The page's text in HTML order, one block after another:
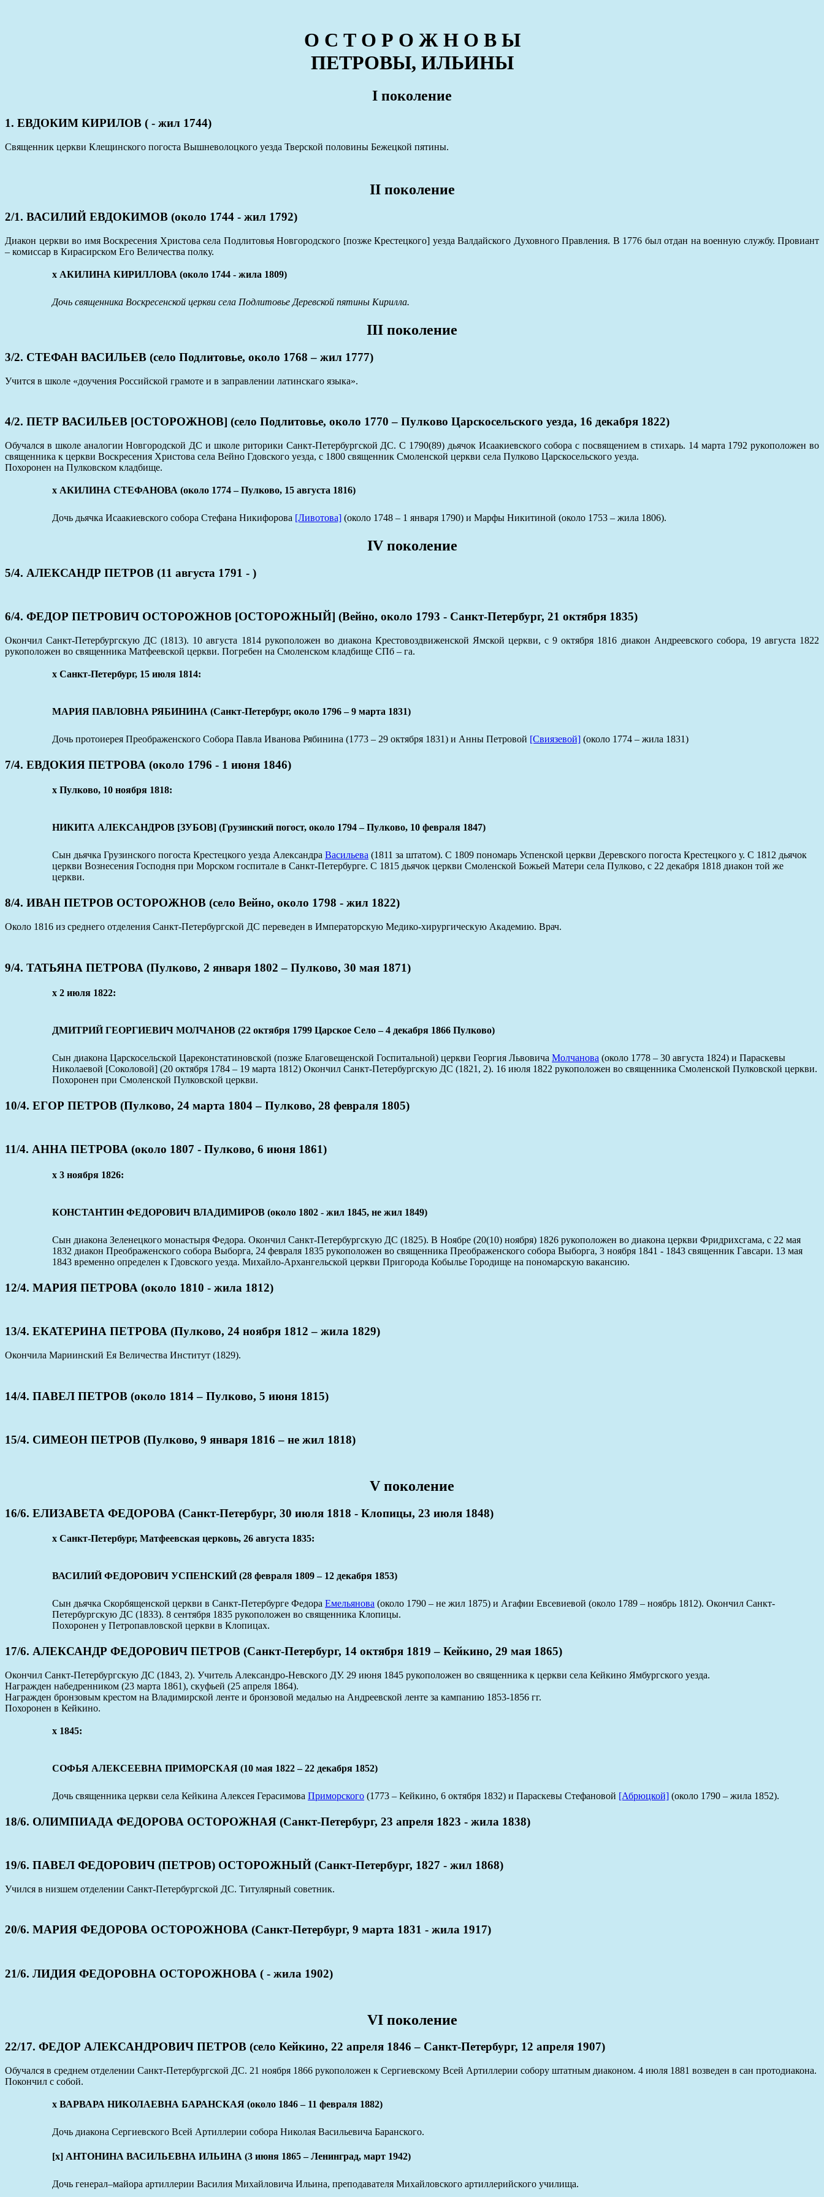
О С Т О Р О Ж Н О В Ы
ПЕТРОВЫ, ИЛЬИНЫ
I поколение
1. ЕВДОКИМ КИРИЛОВ ( - жил 1744)
Cвященник церкви Клещинского погоста Вышневолоцкого уезда Тверской половины Бежецкой пятины.
II поколение
2/1. ВАСИЛИЙ ЕВДОКИМОВ (около 1744 - жил 1792)
Диакон церкви во имя Воскресения Христова села Подлитовья Новгородского [позже Крестецкого] уезда Валдайского Духовного Правления. В 1776 был отдан на военную службу. Провиант
– комиссар в Кирасирском Его Величества полку.
x АКИЛИНА КИРИЛЛОВА (около 1744 - жила 1809)
Дочь священника Воскресенской церкви села Подлитовье Деревской пятины Кирилла.
III поколение
3/2. СТЕФАН ВАСИЛЬЕВ (село Подлитовье, около 1768 – жил 1777)
Учится в школе «доучения Российской грамоте и в заправлении латинскаго языка».
4/2. ПЕТР ВАСИЛЬЕВ [ОСТОРОЖНОВ] (село Подлитовье, около 1770 – Пулково Царскосельского уезда, 16 декабря 1822)
Обучался в школе аналогии Новгородской ДС и школе риторики Санкт-Петербургской ДС. С 1790(89) дьячок Исаакиевского собора с посвящением в стихарь. 14 марта 1792 рукоположен во
священника к церкви Воскресения Христова села Вейно Гдовского уезда, с 1800 священник Смоленской церкви села Пулково Царскосельского уезда.
Похоронен на Пулковском кладбище.
x АКИЛИНА СТЕФАНОВА (около 1774 – Пулково, 15 августа 1816)
Дочь дьячка Исаакиевского собора Стефана Никифорова [Ливотова] (около 1748 – 1 января 1790) и Марфы Никитиной (около 1753 – жила 1806).
IV поколение
5/4. АЛЕКСАНДР ПЕТРОВ (11 августа 1791 - )
6/4. ФЕДОР ПЕТРОВИЧ ОСТОРОЖНОВ [ОСТОРОЖНЫЙ] (Вейно, около 1793 - Санкт-Петербург, 21 октября 1835)
Окончил Санкт-Петербургскую ДС (1813). 10 августа 1814 рукоположен во диакона Крестовоздвиженской Ямской церкви, с 9 октября 1816 диакон Андреевского собора, 19 августа 1822
рукоположен во священника Матфеевской церкви. Погребен на Смоленском кладбище СПб – га.
x Санкт-Петербург, 15 июля 1814:
МАРИЯ ПАВЛОВНА РЯБИНИНА (Санкт-Петербург, около 1796 – 9 марта 1831)
Дочь протоиерея Преображенского Собора Павла Иванова Рябинина (1773 – 29 октября 1831) и Анны Петровой [Свиязевой] (около 1774 – жила 1831)
7/4. ЕВДОКИЯ ПЕТРОВА (около 1796 - 1 июня 1846)
x Пулково, 10 ноября 1818:
НИКИТА АЛЕКСАНДРОВ [ЗУБОВ] (Грузинский погост, около 1794 – Пулково, 10 февраля 1847)
Сын дьячка Грузинского погоста Крестецкого уезда Александра Васильева (1811 за штатом). С 1809 пономарь Успенской церкви Деревского погоста Крестецкого у. С 1812 дьячок
церкви Вознесения Господня при Морском госпитале в Санкт-Петербурге. С 1815 дьячок церкви Смоленской Божьей Матери села Пулково, с 22 декабря 1818 диакон той же
церкви.
8/4. ИВАН ПЕТРОВ ОСТОРОЖНОВ (село Вейно, около 1798 - жил 1822)
Около 1816 из среднего отделения Санкт-Петербургской ДС переведен в Императорскую Медико-хирургическую Академию. Врач.
9/4. ТАТЬЯНА ПЕТРОВА (Пулково, 2 января 1802 – Пулково, 30 мая 1871)
x 2 июля 1822:
ДМИТРИЙ ГЕОРГИЕВИЧ МОЛЧАНОВ (22 октября 1799 Царское Село – 4 декабря 1866 Пулково)
Сын диакона Царскосельской Цареконстатиновской (позже Благовещенской Госпитальной) церкви Георгия Львовича Молчанова (около 1778 – 30 августа 1824) и Параскевы
Николаевой [Соколовой] (20 октября 1784 – 19 марта 1812) Окончил Санкт-Петербургскую ДС (1821, 2). 16 июля 1822 рукоположен во священника Смоленской Пулковской церкви.
Похоронен при Смоленской Пулковской церкви.
10/4. ЕГОР ПЕТРОВ (Пулково, 24 марта 1804 – Пулково, 28 февраля 1805)
11/4. АННА ПЕТРОВА (около 1807 - Пулково, 6 июня 1861)
x 3 ноября 1826:
КОНСТАНТИН ФЕДОРОВИЧ ВЛАДИМИРОВ (около 1802 - жил 1845, не жил 1849)
Сын диакона Зеленецкого монастыря Федора. Окончил Санкт-Петербургскую ДС (1825). В Ноябре (20(10) ноября) 1826 рукоположен во диакона церкви Фридрихсгама, с 22 мая
1832 диакон Преображенского собора Выборга, 24 февраля 1835 рукоположен во священника Преображенского собора Выборга, 3 ноября 1841 - 1843 священник Гавсари. 13 мая
1843 временно определен к Гдовского уезда. Михайло-Архангельской церкви Пригорода Кобылье Городище на пономарскую вакансию.
12/4. МАРИЯ ПЕТРОВА (около 1810 - жила 1812)
13/4. ЕКАТЕРИНА ПЕТРОВА (Пулково, 24 ноября 1812 – жила 1829)
Окончила Мариинский Ея Величества Институт (1829).
14/4. ПАВЕЛ ПЕТРОВ (около 1814 – Пулково, 5 июня 1815)
15/4. СИМЕОН ПЕТРОВ (Пулково, 9 января 1816 – не жил 1818)
V поколение
16/6. ЕЛИЗАВЕТА ФЕДОРОВА (Санкт-Петербург, 30 июля 1818 - Клопицы, 23 июля 1848)
x Санкт-Петербург, Матфеевская церковь, 26 августа 1835:
ВАСИЛИЙ ФЕДОРОВИЧ УСПЕНСКИЙ (28 февраля 1809 – 12 декабря 1853)
Сын дьячка Скорбященской церкви в Санкт-Петербурге Федора Емельянова (около 1790 – не жил 1875) и Агафии Евсевиевой (около 1789 – ноябрь 1812). Окончил Санкт-
Петербургскую ДС (1833). 8 сентября 1835 рукоположен во священника Клопицы.
Похоронен у Петропавловской церкви в Клопицах.
17/6. АЛЕКСАНДР ФЕДОРОВИЧ ПЕТРОВ (Санкт-Петербург, 14 октября 1819 – Кейкино, 29 мая 1865)
Окончил Санкт-Петербургскую ДС (1843, 2). Учитель Александро-Невского ДУ. 29 июня 1845 рукоположен во священника к церкви села Кейкино Ямбургского уезда.
Награжден набедренником (23 марта 1861), скуфьей (25 апреля 1864).
Награжден бронзовым крестом на Владимирской ленте и бронзовой медалью на Андреевской ленте за кампанию 1853-1856 гг.
Похоронен в Кейкино.
x 1845:
СОФЬЯ АЛЕКСЕЕВНА ПРИМОРСКАЯ (10 мая 1822 – 22 декабря 1852)
Дочь священника церкви села Кейкина Алексея Герасимова Приморского (1773 – Кейкино, 6 октября 1832) и Параскевы Стефановой [Абрюцкой] (около 1790 – жила 1852).
18/6. ОЛИМПИАДА ФЕДОРОВА ОСТОРОЖНАЯ (Санкт-Петербург, 23 апреля 1823 - жила 1838)
19/6. ПАВЕЛ ФЕДОРОВИЧ (ПЕТРОВ) ОСТОРОЖНЫЙ (Санкт-Петербург, 1827 - жил 1868)
Учился в низшем отделении Санкт-Петербургской ДС. Титулярный советник.
20/6. МАРИЯ ФЕДОРОВА ОСТОРОЖНОВА (Санкт-Петербург, 9 марта 1831 - жила 1917)
21/6. ЛИДИЯ ФЕДОРОВНА ОСТОРОЖНОВА ( - жила 1902)
VI поколение
22/17. ФЕДОР АЛЕКСАНДРОВИЧ ПЕТРОВ (село Кейкино, 22 апреля 1846 – Санкт-Петербург, 12 апреля 1907)
Обучался в среднем отделении Санкт-Петербургской ДС. 21 ноября 1866 рукоположен к Сергиевскому Всей Артиллерии собору штатным диаконом. 4 июля 1881 возведен в сан протодиакона.
Покончил с собой.
х ВАРВАРА НИКОЛАЕВНА БАРАНСКАЯ (около 1846 – 11 февраля 1882)
Дочь диакона Сергиевского Всей Артиллерии собора Николая Васильевича Баранского.
[x] АНТОНИНА ВАСИЛЬЕВНА ИЛЬИНА (3 июня 1865 – Ленинград, март 1942)
Дочь генерал–майора артиллерии Василия Михайловича Ильина, преподавателя Михайловского артиллерийского училища.